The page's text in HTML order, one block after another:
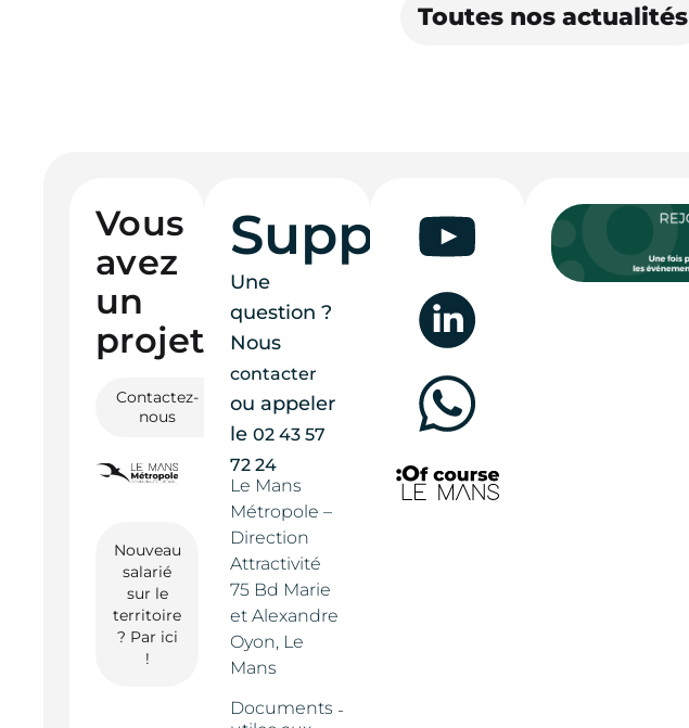
Toutes nos actualités
Vous
avez
un
projet ?
Contactez-
nous
Nouveau
salarié
sur le
territoire
? Par ici
!
Support
Une
question ?
Nous
contacter
ou appeler
le 02 43 57
72 24
Le Mans
Métropole –
Direction
Attractivité
75 Bd Marie
et Alexandre
Oyon, Le
Mans
Documents